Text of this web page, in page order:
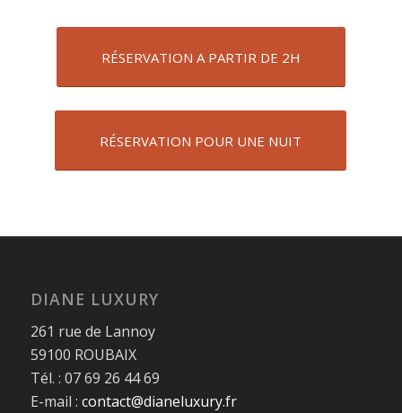
RÉSERVATION A PARTIR DE 2H
RÉSERVATION POUR UNE NUIT
DIANE LUXURY
261 rue de Lannoy
59100 ROUBAIX
Tél. : 07 69 26 44 69
E-mail : contact@dianeluxury.fr